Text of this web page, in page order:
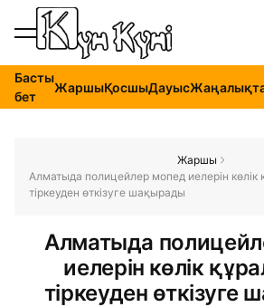
Басты
бет
ЖаршыҚосшыДауыс
Жаршы
Алматыда полицейлер мопед иелерін көлік
тіркеуден өткізуге шақырады
Алматыда
иелерін көлік
тіркеуден өткізуге